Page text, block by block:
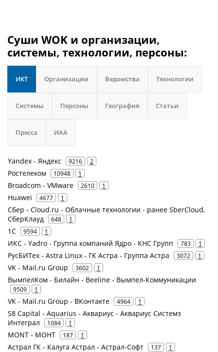
Суши WOK и организации,
системы, технологии, персоны:
ИКТ Организации Ведомства Технологии
Системы Персоны География Статьи
Пресса ИАА
Yandex - Яндекс 9216 2
Ростелеком 10948 1
Broadcom - VMware 2610 1
Huawei 4677 1
Сбер - Cloud.ru - Облачные технологии - ранее SberCloud,
СберКлауд
648 1
1С 9594 1
ИКС - Yadro - Группа компаний Ядро - КНС Групп 783 1
РусБИТех - Astra Linux - ГК Астра - Группа Астра 3072 1
VK - Mail.ru Group 3602 1
ВымпелКом - Билайн - Beeline - Вымпел-Коммуникации
9509 1
VK - Mail.ru Group - ВКонтакте 4964 1
S8 Capital - Aquarius - Аквариус - Аквариус Системз
Интеграл
1084 1
MONT - МОНТ 187 1
Астрал ГК - Калуга Астрал - Астрал-Софт 137 1